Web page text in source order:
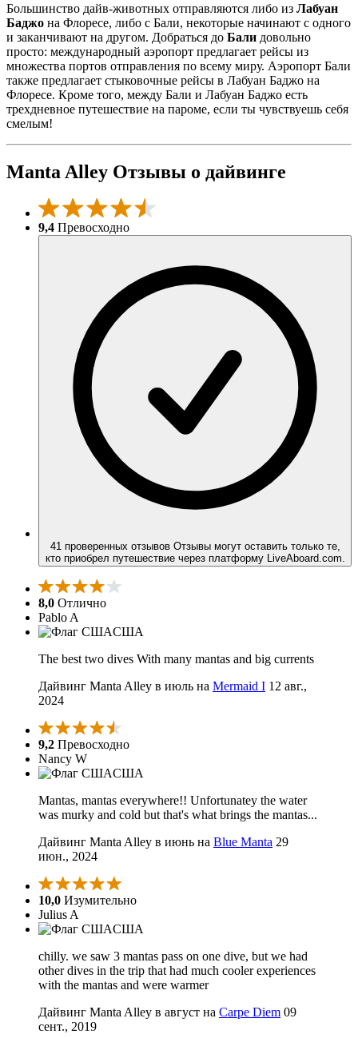
Большинство дайв-животных отправляются либо из Лабуан
Баджо на Флоресе, либо с Бали, некоторые начинают с одного
и заканчивают на другом. Добраться до Бали довольно
просто: международный аэропорт предлагает рейсы из
множества портов отправления по всему миру. Аэропорт Бали
также предлагает стыковочные рейсы в Лабуан Баджо на
Флоресе. Кроме того, между Бали и Лабуан Баджо есть
трехдневное путешествие на пароме, если ты чувствуешь себя
смелым!
Manta Alley Отзывы о дайвинге
9,4 Превосходно
41 проверенных отзывов Отзывы могут оставить только те,
кто приобрел путешествие через платформу LiveAboard.com.
8,0 Отлично
Pablo A
США
The best two dives With many mantas and big currents
Дайвинг Manta Alley в июль на Mermaid I 12 авг.,
2024
9,2 Превосходно
Nancy W
США
Mantas, mantas everywhere!! Unfortunatey the water
was murky and cold but that's what brings the mantas...
Дайвинг Manta Alley в июнь на Blue Manta 29
июн., 2024
10,0 Изумительно
Julius A
США
chilly. we saw 3 mantas pass on one dive, but we had
other dives in the trip that had much cooler experiences
with the mantas and were warmer
Дайвинг Manta Alley в август на Carpe Diem 09
сент., 2019